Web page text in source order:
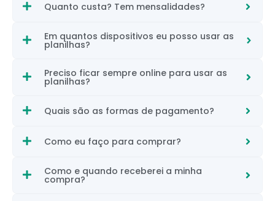
Quanto custa? Tem mensalidades?
Em quantos dispositivos eu posso usar as
planilhas?
Preciso ficar sempre online para usar as
planilhas?
Quais são as formas de pagamento?
Como eu faço para comprar?
Como e quando receberei a minha
compra?